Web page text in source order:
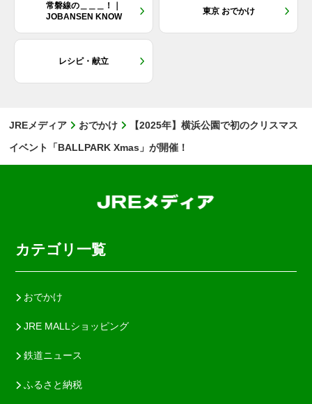
常磐線の＿＿＿！｜
JOBANSEN KNOW
東京 おでかけ
レシピ・献立
JREメディア おでかけ
【2025年】横浜公園で初のクリスマス
イベント「BALLPARK Xmas」が開催！
カテゴリ一覧
おでかけ
JRE MALLショッピング
鉄道ニュース
ふるさと納税